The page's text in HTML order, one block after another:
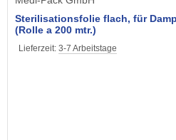
Sterilisationsfolie flach, für
(Rolle a 200 mtr.)
Lieferzeit: 3-7 Arbeitstage